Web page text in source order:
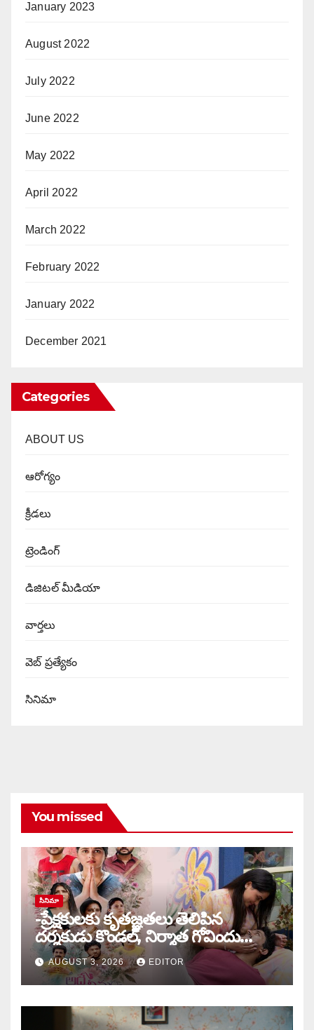
January 2023
August 2022
July 2022
June 2022
May 2022
April 2022
March 2022
February 2022
January 2022
December 2021
Categories
ABOUT US
ఆరోగ్యం
క్రీడలు
ట్రెండింగ్
డిజిటల్ మీడియా
వార్త‌లు
వెబ్ ప్రత్యేకం
సినిమా
You missed
సినిమా
-ప్రేక్షకులకు కృతజ్ఞతలు తెలిపిన
దర్శకుడు కొండల్, నిర్మాత గోవిందు
కాండ్రేగుల
AUGUST 3, 2026 EDITOR